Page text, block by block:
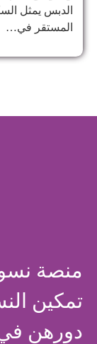
الدبس يمثل
المستقر في…
منصة
تمكين
دورهن في